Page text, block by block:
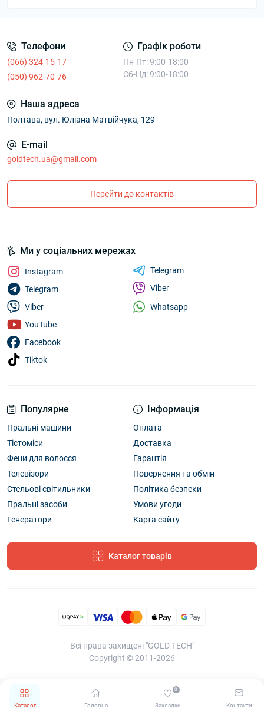
Каталог Головна Закладки
0
Контакти
Телефони
(066) 324-15-17
(050) 962-70-76
Графік роботи
Пн-Пт: 9:00-18:00
Сб-Нд: 9:00-18:00
Наша адреса
Полтава, вул. Юліана Матвійчука, 129
E-mail
goldtech.ua@gmail.com
Перейти до контактів
Популярне
Пральні машини
Тістоміси
Фени для волосся
Телевізори
Стельові світильники
Пральні засоби
Генератори
Інформація
Оплата
Доставка
Гарантія
Повернення та обмін
Політика безпеки
Умови угоди
Карта сайту
Каталог товарів
Ми у соціальних мережах
Instagram
Telegram
Viber
YouTube
Facebook
Tiktok
Telegram
Viber
Whatsapp
Всі права захищені "GOLD TECH"
Copyright © 2011-2026